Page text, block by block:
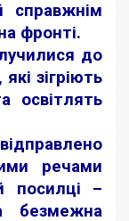
справжнім
фронті.
до
зігріють
освітлять
речами
посилці –
безмежна